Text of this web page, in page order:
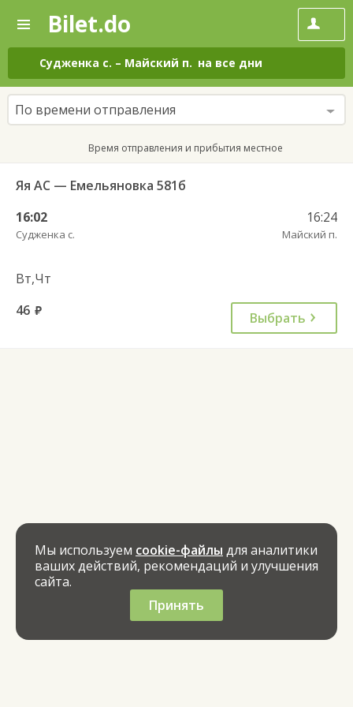
—
Поиск
и
покупка
билетов
на
автобус
онлайн
Bilet.do
Судженка с. – Майский п. на все дни
По времени отправления
Время отправления и прибытия местное
Яя АС — Емельяновка 581б
16:02
Судженка с.
16:24
Майский п.
Вт,Чт
46 руб. Выбрать
Мы используем cookie-файлы для аналитики
ваших действий, рекомендаций и улучшения
сайта.
Принять